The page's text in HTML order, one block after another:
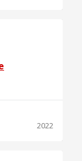
2022